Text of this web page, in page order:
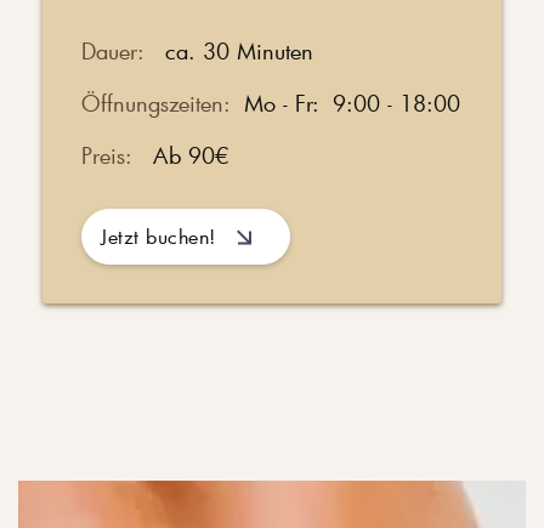
Dauer: ca. 30 Minuten
Öffnungszeiten: Mo - Fr: 9:00 - 18:00
Preis: Ab 90€
Jetzt buchen!